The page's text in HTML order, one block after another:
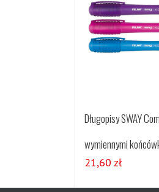
Długopisy SWAY
wymiennymi
21,60 zł